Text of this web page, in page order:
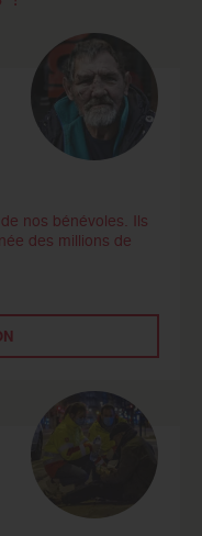
nos bénévoles. Ils
des millions de